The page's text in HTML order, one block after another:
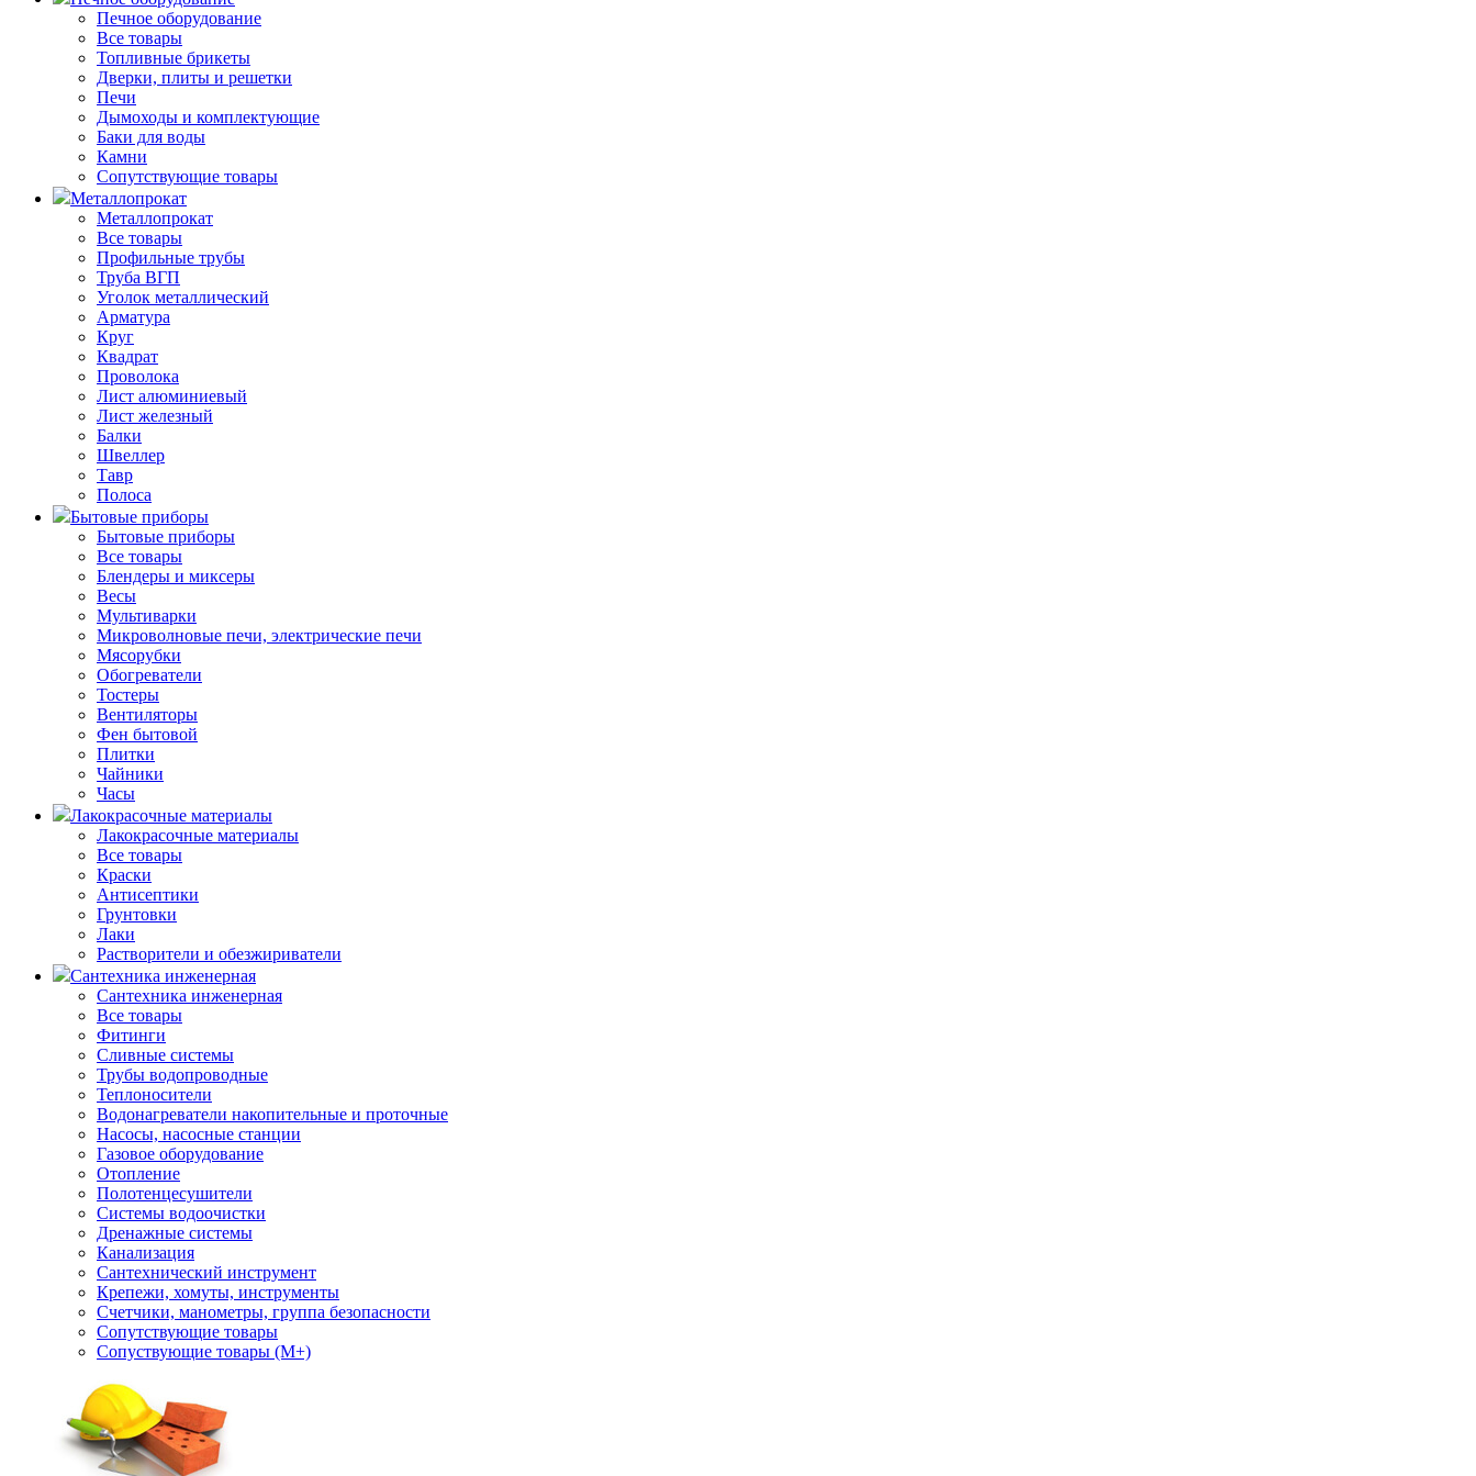
Печное оборудование
Все товары
Топливные брикеты
Дверки, плиты и решетки
Печи
Дымоходы и комплектующие
Баки для воды
Камни
Сопутствующие товары
Металлопрокат
Металлопрокат
Все товары
Профильные трубы
Труба ВГП
Уголок металлический
Арматура
Круг
Квадрат
Проволока
Лист алюминиевый
Лист железный
Балки
Швеллер
Тавр
Полоса
Бытовые приборы
Бытовые приборы
Все товары
Блендеры и миксеры
Весы
Мультиварки
Микроволновые печи, электрические печи
Мясорубки
Обогреватели
Тостеры
Вентиляторы
Фен бытовой
Плитки
Чайники
Часы
Лакокрасочные материалы
Лакокрасочные материалы
Все товары
Краски
Антисептики
Грунтовки
Лаки
Растворители и обезжириватели
Сантехника инженерная
Сантехника инженерная
Все товары
Фитинги
Сливные системы
Трубы водопроводные
Теплоносители
Водонагреватели накопительные и проточные
Насосы, насосные станции
Газовое оборудование
Отопление
Полотенцесушители
Системы водоочистки
Дренажные системы
Канализация
Сантехнический инструмент
Крепежи, хомуты, инструменты
Счетчики, манометры, группа безопасности
Сопутствующие товары
Сопуствующие товары (М+)